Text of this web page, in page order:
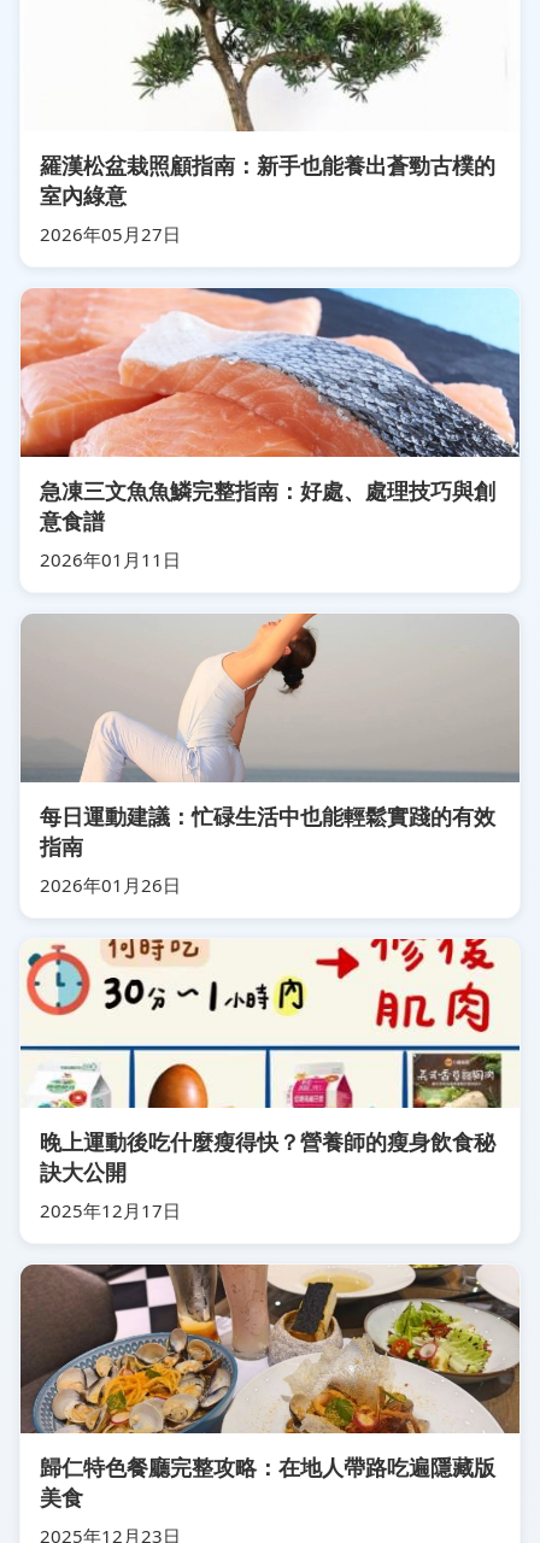
羅漢松盆栽照顧指南：新手也能養出蒼勁古樸的
室內綠意
2026年05月27日
急凍三文魚魚鱗完整指南：好處、處理技巧與創
意食譜
2026年01月11日
每日運動建議：忙碌生活中也能輕鬆實踐的有效
指南
2026年01月26日
晚上運動後吃什麼瘦得快？營養師的瘦身飲食秘
訣大公開
2025年12月17日
歸仁特色餐廳完整攻略：在地人帶路吃遍隱藏版
美食
2025年12月23日